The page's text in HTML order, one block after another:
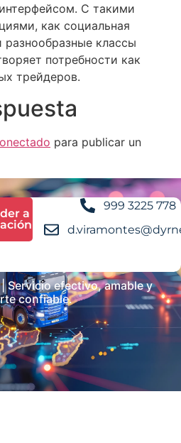
С такими
как социальная
разнообразные классы
потребности как
трейдеров.
para publicar un
a
999 3225 778
Servicio efectivo, amable y
confiable.